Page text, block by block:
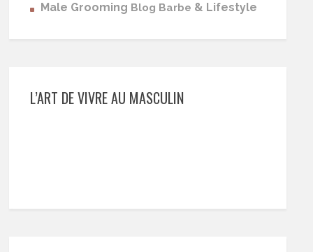
Male Grooming Blog Barbe & Lifestyle
L’ART DE VIVRE AU MASCULIN